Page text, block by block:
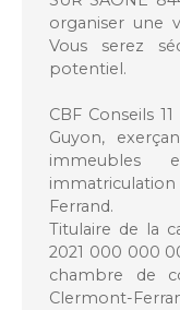
organiser une
Vous serez
potentiel.
CBF Conseils
Guyon,
immeubles
Ferrand.
Titulaire de la
2021 000 000
chambre de
Clermont-